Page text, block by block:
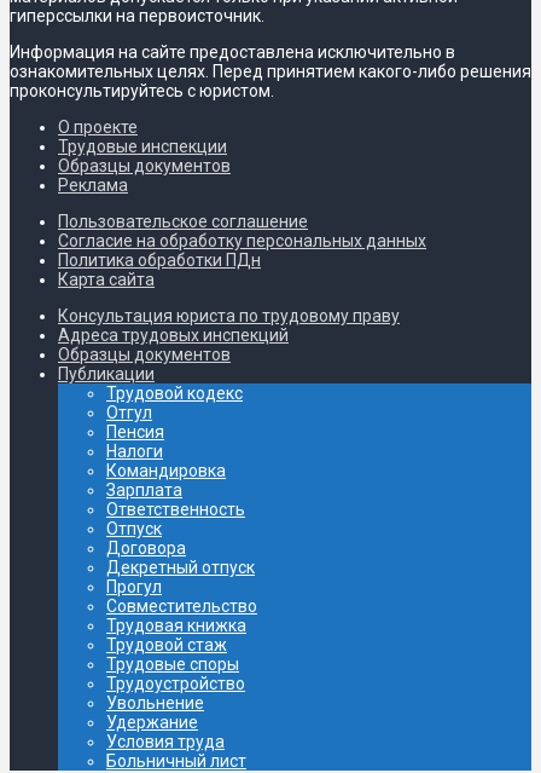
гиперссылки на первоисточник.
Информация на сайте предоставлена исключительно в
ознакомительных целях. Перед принятием какого-либо решения
проконсультируйтесь с юристом.
О проекте
Трудовые инспекции
Образцы документов
Реклама
Пользовательское соглашение
Согласие на обработку персональных данных
Политика обработки ПДн
Карта сайта
Консультация юриста по трудовому праву
Адреса трудовых инспекций
Образцы документов
Публикации
Трудовой кодекс
Отгул
Пенсия
Налоги
Командировка
Зарплата
Ответственность
Отпуск
Договора
Декретный отпуск
Прогул
Совместительство
Трудовая книжка
Трудовой стаж
Трудовые споры
Трудоустройство
Увольнение
Удержание
Условия труда
Больничный лист